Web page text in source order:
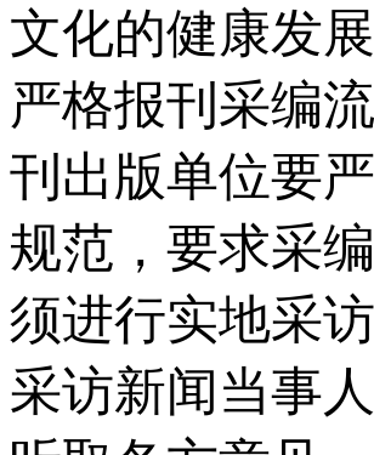
文化的健康
严格报刊采编
刊出版单位要
规范，要求采
须进行实地采
采访新闻当事